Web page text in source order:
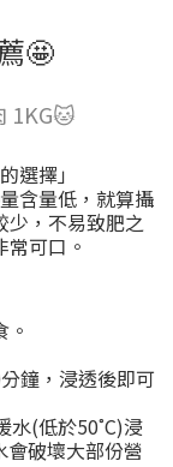
🤩
1KG🐱
選擇」
含量低，就算攝
少，不易致肥之
可口。
鐘，浸透後即可
水(低於50˚C)浸
破壞大部份營